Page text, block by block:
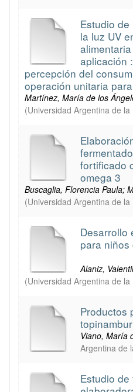
Estudio
la luz UV
aplicación
percepción del
operación unitaria
Martínez, María de los
(Universidad Argentina de la
fortificado
omega 3
Buscaglia, Florencia Paula;
(Universidad Argentina de la
Desarrollo
para
Alaniz,
(Universidad Argentina de la
Productos
topinambur
Viano, María
Argentina de
Estudio